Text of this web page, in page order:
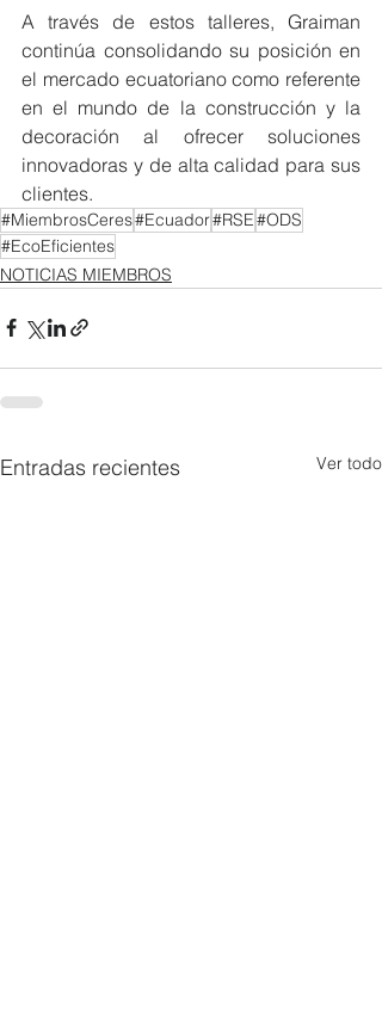
A través de estos talleres, Graiman
continúa consolidando su posición en
el mercado ecuatoriano como referente
en el mundo de la construcción y la
decoración al ofrecer soluciones
innovadoras y de alta calidad para sus
clientes.
#MiembrosCeres#Ecuador#RSE#ODS
#EcoEficientes
NOTICIAS MIEMBROS
Entradas recientes Ver todo